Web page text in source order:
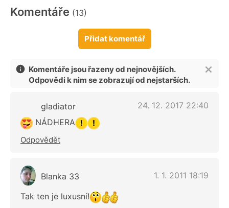
Komentáře (13)
Přidat komentář
Komentáře jsou řazeny od nejnovějších.
Odpovědi k nim se zobrazují od nejstarších.
gladiator
24. 12. 2017 22:40
NÁDHERA
Odpovědět
Blanka 33 1. 1. 2011 18:19
Tak ten je luxusní!